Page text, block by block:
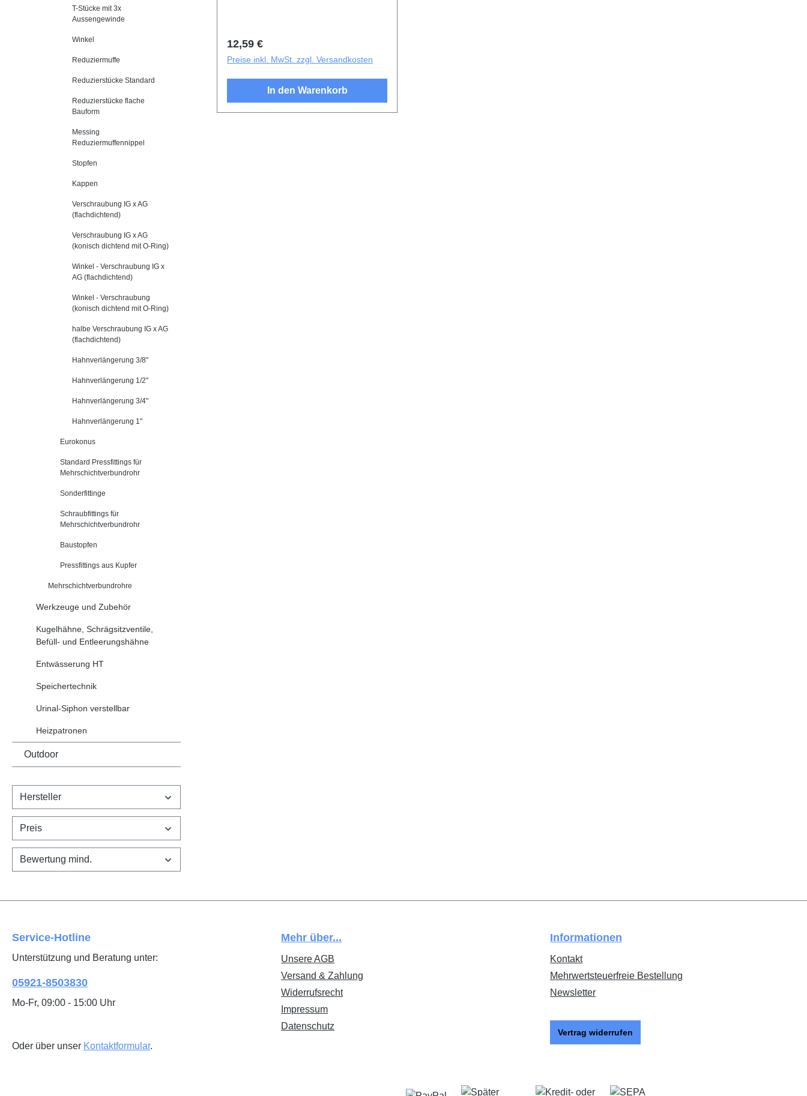
T-Stücke mit 3x
Aussengewinde
Winkel
Reduziermuffe
Reduzierstücke Standard
Reduzierstücke flache
Bauform
Messing
Reduziermuffennippel
Stopfen
Kappen
Verschraubung IG x AG
(flachdichtend)
Verschraubung IG x AG
(konisch dichtend mit O-Ring)
Winkel - Verschraubung IG x
AG (flachdichtend)
Winkel - Verschraubung
(konisch dichtend mit O-Ring)
halbe Verschraubung IG x AG
(flachdichtend)
Hahnverlängerung 3/8"
Hahnverlängerung 1/2"
Hahnverlängerung 3/4"
Hahnverlängerung 1"
Eurokonus
Standard Pressfittings für
Mehrschichtverbundrohr
Sonderfittinge
Schraubfittings für
Mehrschichtverbundrohr
Baustopfen
Pressfittings aus Kupfer
Mehrschichtverbundrohre
Werkzeuge und Zubehör
Kugelhähne, Schrägsitzventile,
Befüll- und Entleerungshähne
Entwässerung HT
Speichertechnik
Urinal-Siphon verstellbar
Heizpatronen
Outdoor
Hersteller
Preis
Bewertung mind.
Regulärer Preis:
12,59 €
Preise inkl. MwSt. zzgl. Versandkosten
In den Warenkorb
Service-Hotline
Unterstützung und Beratung unter:
05921-8503830
Mo-Fr, 09:00 - 15:00 Uhr
Oder über unser Kontaktformular.
Mehr über...
Unsere AGB
Versand & Zahlung
Widerrufsrecht
Impressum
Datenschutz
Informationen
Kontakt
Mehrwertsteuerfreie Bestellung
Newsletter
Vertrag widerrufen